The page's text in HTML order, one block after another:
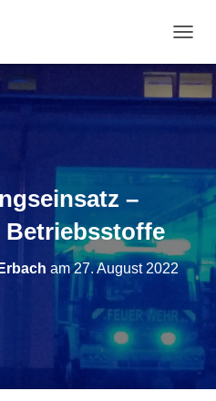
–
Betriebsstoffe
am27. August 2022